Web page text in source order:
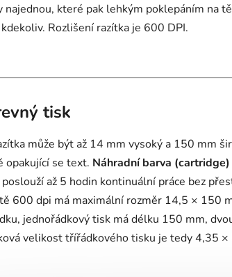
najednou, které pak lehkým poklepáním na
Rozlišení razítka je 600 DPI.
tisk
může být až 14 mm vysoký a 150 mm
opakující se text. Náhradní barva
až 5 hodin kontinuální práce bez
600 dpi má maximální rozměr 14,5 × 150
jednořádkový tisk má délku 150 mm,
velikost třířádkového tisku je tedy 4,35 ×